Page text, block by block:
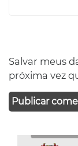
Salvar meus
próxima vez